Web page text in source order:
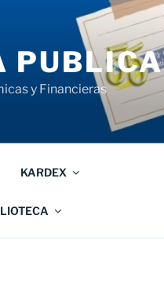
PUBLICA
y Financieras
KARDEX